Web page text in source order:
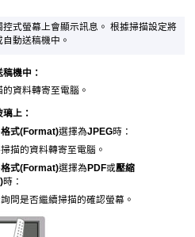
控式螢幕上會顯示訊息。 根據掃描設定將
自動送稿機中。
稿機中：
資料轉寄至電腦。
璃上：
格式(Format)選擇為JPEG時：
描的資料轉寄至電腦。
格式(Format)選擇為PDF或壓縮
時：
問是否繼續掃描的確認螢幕。